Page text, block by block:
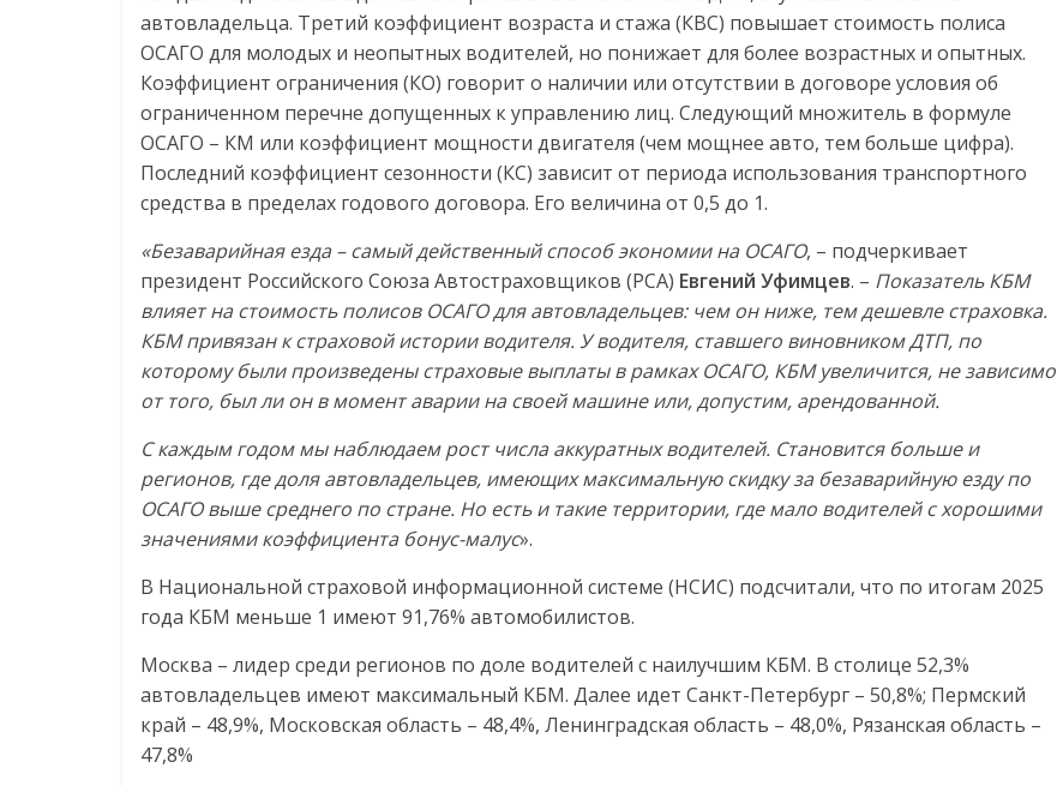
автовладельца. Третий коэффициент возраста и стажа (КВС) повышает стоимость полиса
ОСАГО для молодых и неопытных водителей, но понижает для более возрастных и опытных.
Коэффициент ограничения (КО) говорит о наличии или отсутствии в договоре условия об
ограниченном перечне допущенных к управлению лиц. Следующий множитель в формуле
ОСАГО – КМ или коэффициент мощности двигателя (чем мощнее авто, тем больше цифра).
Последний коэффициент сезонности (КС) зависит от периода использования транспортного
средства в пределах годового договора. Его величина от 0,5 до 1.
«Безаварийная езда – самый действенный способ экономии на ОСАГО, – подчеркивает
президент Российского Союза Автостраховщиков (РСА) Евгений Уфимцев. – Показатель КБМ
влияет на стоимость полисов ОСАГО для автовладельцев: чем он ниже, тем дешевле страховка.
КБМ привязан к страховой истории водителя. У водителя, ставшего виновником ДТП, по
которому были произведены страховые выплаты в рамках ОСАГО, КБМ увеличится, не зависимо
от того, был ли он в момент аварии на своей машине или, допустим, арендованной.
С каждым годом мы наблюдаем рост числа аккуратных водителей. Становится больше и
регионов, где доля автовладельцев, имеющих максимальную скидку за безаварийную езду по
ОСАГО выше среднего по стране. Но есть и такие территории, где мало водителей с хорошими
значениями коэффициента бонус-малус».
В Национальной страховой информационной системе (НСИС) подсчитали, что по итогам 2025
года КБМ меньше 1 имеют 91,76% автомобилистов.
Москва – лидер среди регионов по доле водителей с наилучшим КБМ. В столице 52,3%
автовладельцев имеют максимальный КБМ. Далее идет Санкт-Петербург – 50,8%; Пермский
край – 48,9%, Московская область – 48,4%, Ленинградская область – 48,0%, Рязанская область –
47,8%